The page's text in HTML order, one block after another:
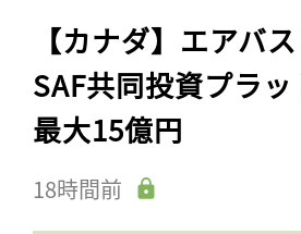
【カナダ】エアバ
SAF共同投資プラ
最大15億円
18時間前